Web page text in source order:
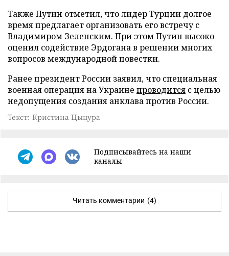
Также Путин отметил, что лидер Турции долгое
время предлагает организовать его встречу с
Владимиром Зеленским. При этом Путин высоко
оценил содействие Эрдогана в решении многих
вопросов международной повестки.
Ранее президент России заявил, что специальная
военная операция на Украине проводится с целью
недопущения создания анклава против России.
Текст: Кристина Цыцура
Подписывайтесь на наши
каналы
Читать комментарии (4)